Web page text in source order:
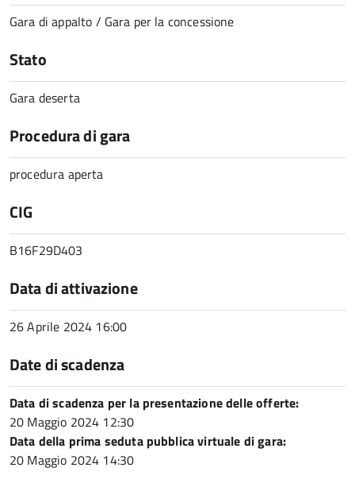
Gara di appalto / Gara per la concessione
Stato
Gara deserta
Procedura di gara
procedura aperta
CIG
B16F29D403
Data di attivazione
26 Aprile 2024 16:00
Date di scadenza
Data di scadenza per la presentazione delle offerte:
20 Maggio 2024 12:30
Data della prima seduta pubblica virtuale di gara:
20 Maggio 2024 14:30